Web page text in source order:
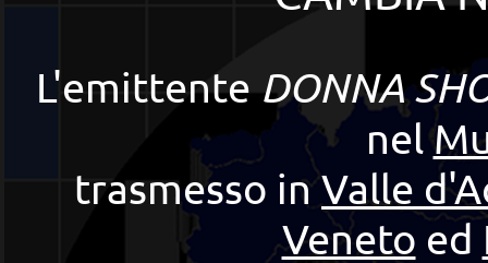
L'emittenteDONNA
nel
trasmesso inValle
Veneto ed